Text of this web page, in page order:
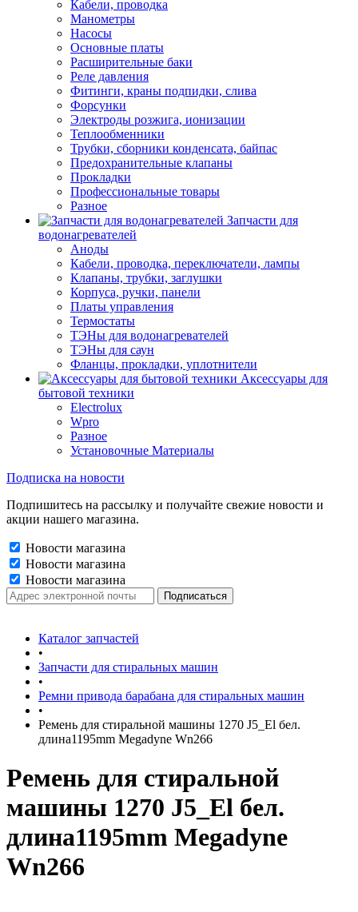
Кабели, проводка
Манометры
Насосы
Основные платы
Расширительные баки
Реле давления
Фитинги, краны подпидки, слива
Форсунки
Электроды розжига, ионизации
Теплообменники
Трубки, сборники конденсата, байпас
Предохранительные клапаны
Прокладки
Профессиональные товары
Разное
Запчасти для
водонагревателей
Аноды
Кабели, проводка, переключатели, лампы
Клапаны, трубки, заглушки
Корпуса, ручки, панели
Платы управления
Термостаты
ТЭНы для водонагревателей
ТЭНы для саун
Фланцы, прокладки, уплотнители
Аксессуары для
бытовой техники
Electrolux
Wpro
Разное
Установочные Материалы
Подписка на новости
Подпишитесь на рассылку и получайте свежие новости и
акции нашего магазина.
Новости магазина
Новости магазина
Новости магазина
Каталог запчастей
•
Запчасти для стиральных машин
•
Ремни привода барабана для стиральных машин
•
Ремень для стиральной машины 1270 J5_El бел.
длина1195mm Megadyne Wn266
Ремень для стиральной
машины 1270 J5_El бел.
длина1195mm Megadyne
Wn266